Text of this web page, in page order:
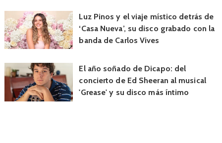
Luz Pinos y el viaje místico detrás de
‘Casa Nueva’, su disco grabado con la
banda de Carlos Vives
El año soñado de Dicapo: del
concierto de Ed Sheeran al musical
'Grease' y su disco más íntimo